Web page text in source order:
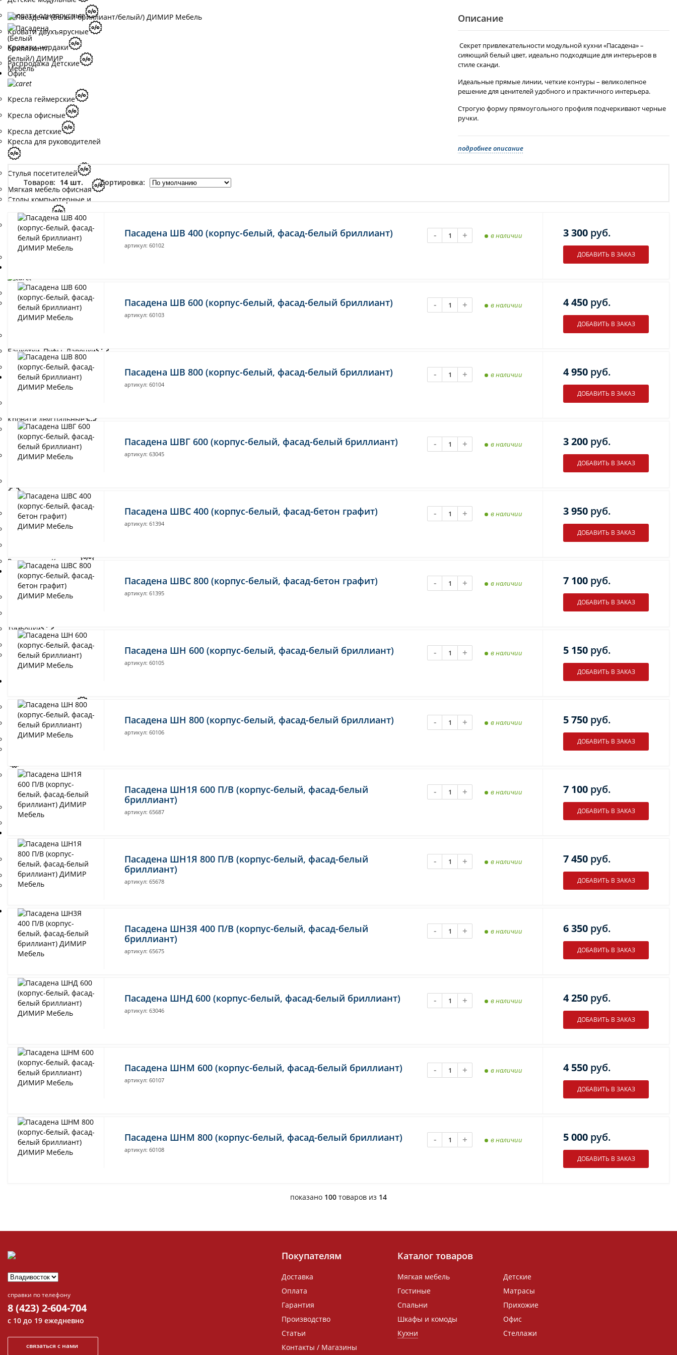
Кровати одноярусные
Кровати двухъярусные
Кровати-чердаки
Распродажа Детские
Офис
Кресла геймерские
Кресла офисные
Кресла детские
Кресла для руководителей
Стулья посетителей
Мягкая мебель офисная
Столы компьютерные и
письменные
Столы компьютерные
модульные
Прихожие модульные
Прихожие готовые решения
Банкетки, Пуфы, Лавочки
Распродажа Прихожие
Кровати
Кровати двуспальные
Кровати полутороспальные
Кровати одноярусные
Кровати двухъярусные
Кровати чердаки
Распродажа Кровати
Комоды и тумбы
Комоды
Тумбочки
Обувницы
Распродажа Комоды и тумбы
Шкафы распашные
Шкафы угловые
Шкафы-купе
Шкафы-купе Е1 трехдверные
Доп. Элементы к шкафам
Стеллажи
Полки
Распродажа Стеллажи и
Все новинки
Описание
Секрет привлекательности модульной кухни «Пасадена» –
сияющий белый цвет, идеально подходящие для интерьеров в
стиле сканди.
Идеальные прямые линии, четкие контуры – великолепное
решение для ценителей удобного и практичного интерьера.
Строгую форму прямоугольного профиля подчеркивают черные
ручки.
подробнее описание
Товаров: 14 шт. Сортировка:
Пасадена ШВ 400 (корпус-белый, фасад-белый бриллиант)
артикул: 60102
- + в наличии 3 300 руб.
Пасадена ШВ 600 (корпус-белый, фасад-белый бриллиант)
артикул: 60103
- + в наличии 4 450 руб.
Пасадена ШВ 800 (корпус-белый, фасад-белый бриллиант)
артикул: 60104
- + в наличии 4 950 руб.
Пасадена ШВГ 600 (корпус-белый, фасад-белый бриллиант)
артикул: 63045
- + в наличии 3 200 руб.
Пасадена ШВС 400 (корпус-белый, фасад-бетон графит)
артикул: 61394
- + в наличии 3 950 руб.
Пасадена ШВС 800 (корпус-белый, фасад-бетон графит)
артикул: 61395
- + в наличии 7 100 руб.
Пасадена ШН 600 (корпус-белый, фасад-белый бриллиант)
артикул: 60105
- + в наличии 5 150 руб.
Пасадена ШН 800 (корпус-белый, фасад-белый бриллиант)
артикул: 60106
- + в наличии 5 750 руб.
Пасадена ШН1Я 600 П/В (корпус-белый, фасад-белый
бриллиант)
артикул: 65687
- + в наличии 7 100 руб.
Пасадена ШН1Я 800 П/В (корпус-белый, фасад-белый
бриллиант)
артикул: 65678
- + в наличии 7 450 руб.
Пасадена ШН3Я 400 П/В (корпус-белый, фасад-белый
бриллиант)
артикул: 65675
- + в наличии 6 350 руб.
Пасадена ШНД 600 (корпус-белый, фасад-белый бриллиант)
артикул: 63046
- + в наличии 4 250 руб.
Пасадена ШНМ 600 (корпус-белый, фасад-белый бриллиант)
артикул: 60107
- + в наличии 4 550 руб.
Пасадена ШНМ 800 (корпус-белый, фасад-белый бриллиант)
артикул: 60108
- + в наличии 5 000 руб.
показано 100 товаров из 14
справки по телефону
8 (423) 2-604-704
с 10 до 19 ежедневно
связаться с нами
Покупателям
Доставка
Оплата
Гарантия
Производство
Статьи
Контакты / Магазины
Каталог товаров
Мягкая мебель
Гостиные
Спальни
Шкафы и комоды
Кухни
Детские
Матрасы
Прихожие
Офис
Стеллажи